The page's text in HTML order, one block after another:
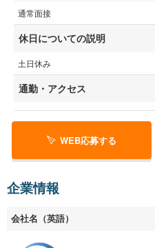
通常面接
休日についての説明
土日休み
通勤・アクセス
WEB応募する
企業情報
会社名（英語）